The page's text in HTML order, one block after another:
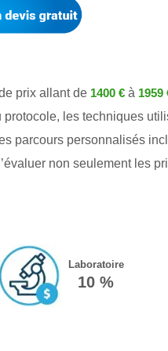
prix allant de 1400 € à 1959
les techniques
parcours personnalisés
non seulement les
Laboratoire
10 %